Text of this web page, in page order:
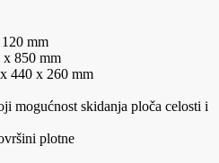
mm
850 mm
440 x 260 mm
mogućnost skidanja ploča celosti i
plotne